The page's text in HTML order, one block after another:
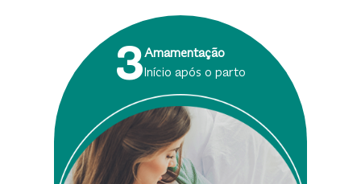
3Amamentação
Início após o parto